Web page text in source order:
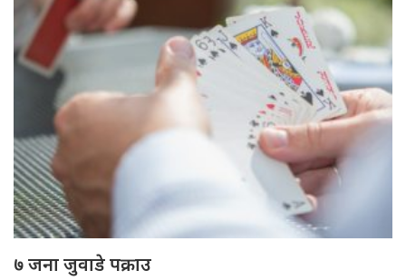
७ जना जुवाडे पक्राउ